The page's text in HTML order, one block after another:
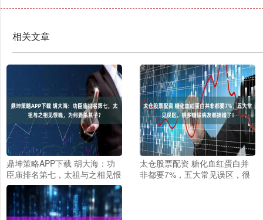
相关文章
鼎坤策略APP下载 胡大海：功
臣庙排名第七，太祖与之相见恨
晚，为何要杀其子？
太仓股票配资 糖化血红蛋白并
非都要7%，五大常见误区，很